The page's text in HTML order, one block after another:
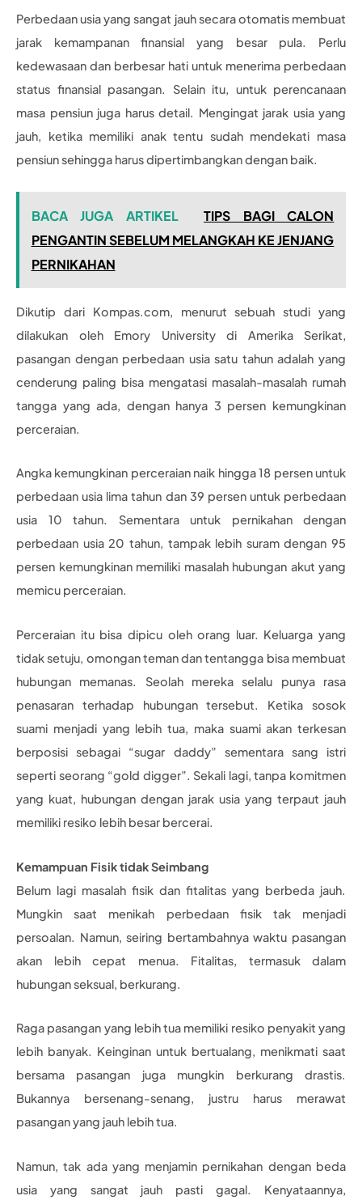
Perbedaan usia yang sangat jauh secara otomatis membuat
jarak kemampanan finansial yang besar pula. Perlu
kedewasaan dan berbesar hati untuk menerima perbedaan
status finansial pasangan. Selain itu, untuk perencanaan
masa pensiun juga harus detail. Mengingat jarak usia yang
jauh, ketika memiliki anak tentu sudah mendekati masa
pensiun sehingga harus dipertimbangkan dengan baik.
BACA JUGA ARTIKEL
TIPS BAGI CALON
PENGANTIN SEBELUM MELANGKAH KE JENJANG
PERNIKAHAN
Dikutip dari Kompas.com, menurut sebuah studi yang
dilakukan oleh Emory University di Amerika Serikat,
pasangan dengan perbedaan usia satu tahun adalah yang
cenderung paling bisa mengatasi masalah-masalah rumah
tangga yang ada, dengan hanya 3 persen kemungkinan
perceraian.
Angka kemungkinan perceraian naik hingga 18 persen untuk
perbedaan usia lima tahun dan 39 persen untuk perbedaan
usia 10 tahun. Sementara untuk pernikahan dengan
perbedaan usia 20 tahun, tampak lebih suram dengan 95
persen kemungkinan memiliki masalah hubungan akut yang
memicu perceraian.
Perceraian itu bisa dipicu oleh orang luar. Keluarga yang
tidak setuju, omongan teman dan tentangga bisa membuat
hubungan memanas. Seolah mereka selalu punya rasa
penasaran terhadap hubungan tersebut. Ketika sosok
suami menjadi yang lebih tua, maka suami akan terkesan
berposisi sebagai “sugar daddy” sementara sang istri
seperti seorang “gold digger”. Sekali lagi, tanpa komitmen
yang kuat, hubungan dengan jarak usia yang terpaut jauh
memiliki resiko lebih besar bercerai.
Kemampuan Fisik tidak Seimbang
Belum lagi masalah fisik dan fitalitas yang berbeda jauh.
Mungkin saat menikah perbedaan fisik tak menjadi
persoalan. Namun, seiring bertambahnya waktu pasangan
akan lebih cepat menua. Fitalitas, termasuk dalam
hubungan seksual, berkurang.
Raga pasangan yang lebih tua memiliki resiko penyakit yang
lebih banyak. Keinginan untuk bertualang, menikmati saat
bersama pasangan juga mungkin berkurang drastis.
Bukannya bersenang-senang, justru harus merawat
pasangan yang jauh lebih tua.
Namun, tak ada yang menjamin pernikahan dengan beda
usia yang sangat jauh pasti gagal. Kenyataannya,